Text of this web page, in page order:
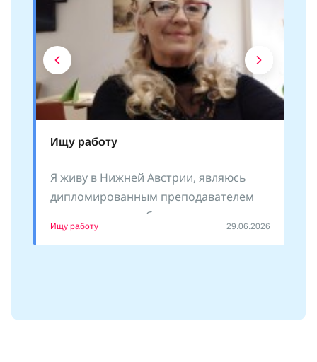
Ищу работу
Я живу в Нижней Австрии, являюсь
дипломированным преподавателем
русского языка с большим стажем
преподавания как
Ищу работу 29.06.2026